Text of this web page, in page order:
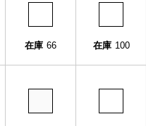
在庫 66 在庫 100